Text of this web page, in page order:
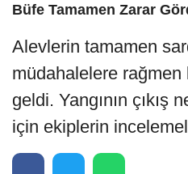
Büfe Tamamen Zarar
Alevlerin tamamen
müdahalelere rağmen
geldi. Yangının çıkış
için ekiplerin